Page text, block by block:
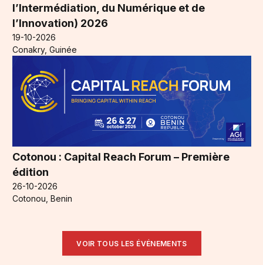
l’Intermédiation, du Numérique et de
l’Innovation) 2026
19-10-2026
Conakry, Guinée
Cotonou : Capital Reach Forum – Première
édition
26-10-2026
Cotonou, Benin
VOIR TOUS LES ÉVÉNEMENTS